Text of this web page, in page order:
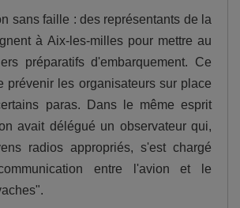
sans faille : des représentants de la
à Aix-les-milles pour mettre au
préparatifs d'embarquement. Ce
prévenir les organisateurs sur place
paras. Dans le même esprit
avait délégué un observateur qui,
radios appropriés, s'est chargé
entre l'avion et le